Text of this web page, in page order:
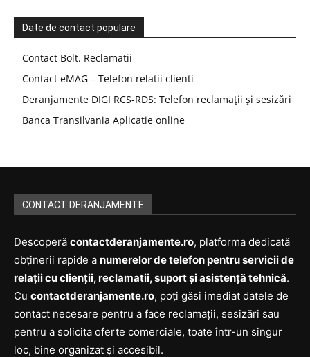
Date de contact populare
Contact Bolt. Reclamatii
Contact eMAG – Telefon relatii clienti
Deranjamente DIGI RCS-RDS: Telefon reclamații și sesizări
Banca Transilvania Aplicatie online
CONTACT DERANJAMENTE
Descoperă contactderanjamente.ro, platforma dedicată
obținerii rapide a numerelor de telefon pentru servicii de
relații cu clienții, reclamatii, suport și asistență tehnică.
Cu contactderanjamente.ro, poți găsi imediat datele de
contact necesare pentru a face reclamații, sesizări sau
pentru a solicita oferte comerciale, toate într-un singur
loc, bine organizat și accesibil.